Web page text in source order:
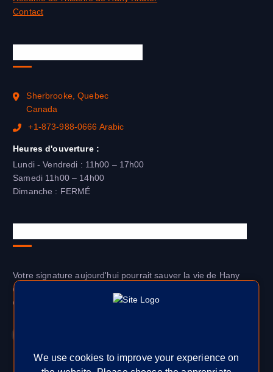
Contact
Sherbrooke, Quebec
Canada
+1-873-988-0666 Arabic
Heures d'ouverture :
Lundi - Vendredi : 11h00 – 17h00
Samedi 11h00 – 14h00
Dimanche : FERMÉ
Votre signature aujourd'hui pourrait sauver la vie de Hany
demain. Avec votre signature, vous faites une réelle différence
dans la vie de quelqu'un
We use cookies to improve your experience on